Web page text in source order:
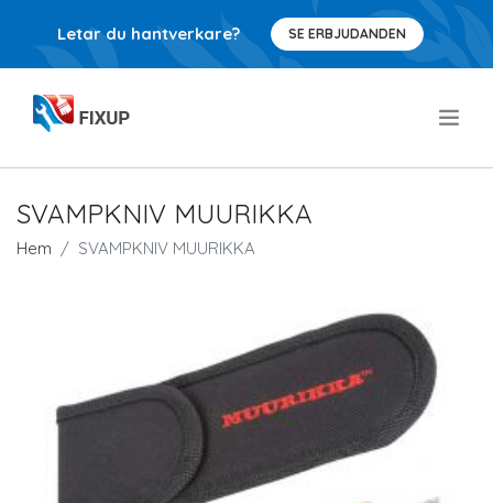
Letar du hantverkare? SE ERBJUDANDEN
SVAMPKNIV MUURIKKA
Hem SVAMPKNIV MUURIKKA